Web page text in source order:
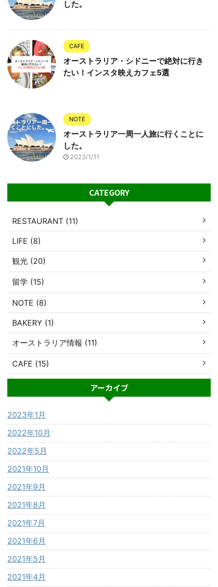
した。
CAFE
オーストラリア・シドニーで絶対に行き
たい！インスタ映えカフェ5選
NOTE
オーストラリア一周一人旅に行くことに
した。
2023/1/11
CATEGORY
RESTAURANT (11)
LIFE (8)
観光 (20)
留学 (15)
NOTE (8)
BAKERY (1)
オーストラリア情報 (11)
CAFE (15)
アーカイブ
2023年1月
2022年10月
2022年5月
2021年10月
2021年9月
2021年8月
2021年7月
2021年6月
2021年5月
2021年4月